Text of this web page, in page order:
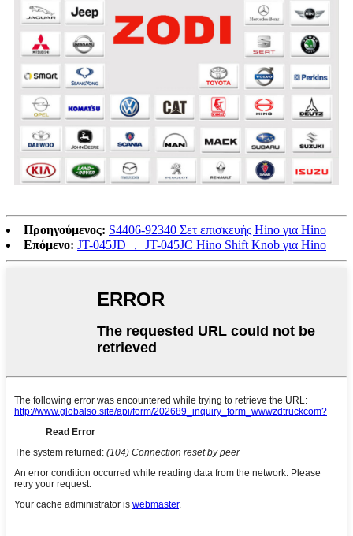
Προηγούμενος: S4406-92340 Σετ επισκευής Hino για Hino
Επόμενο: JT-045JD ， JT-045JC Hino Shift Knob για Hino